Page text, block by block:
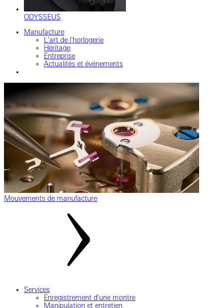
ODYSSEUS
Manufacture
L'art de l'horlogerie
Héritage
Entreprise
Actualités et événements
Mouvements de manufacture
Services
Enregistrement d'une montre
Manipulation et entretien